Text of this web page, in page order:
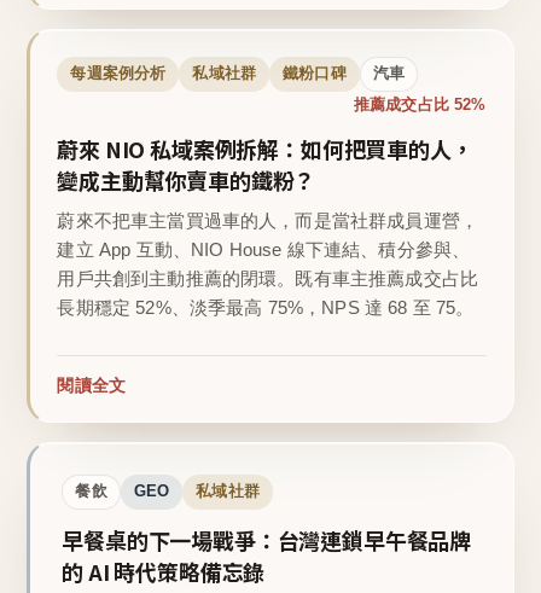
每週案例分析 私域社群 鐵粉口碑 汽車
推薦成交占比 52%
蔚來 NIO 私域案例拆解：如何把買車的人，
變成主動幫你賣車的鐵粉？
蔚來不把車主當買過車的人，而是當社群成員運營，
建立 App 互動、NIO House 線下連結、積分參與、
用戶共創到主動推薦的閉環。既有車主推薦成交占比
長期穩定 52%、淡季最高 75%，NPS 達 68 至 75。
閱讀全文
餐飲 GEO 私域社群
早餐桌的下一場戰爭：台灣連鎖早午餐品牌
的 AI 時代策略備忘錄